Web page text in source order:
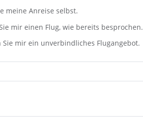
meine Anreise selbst.
mir einen Flug, wie bereits besprochen.
Sie mir ein unverbindliches Flugangebot.